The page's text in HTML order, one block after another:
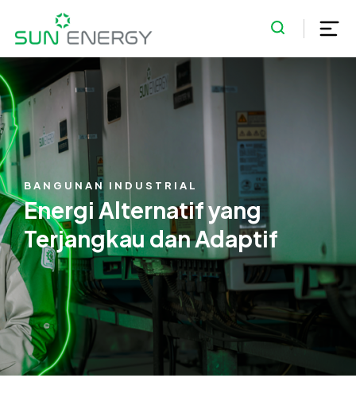
BANGUNAN INDUSTRIAL
Energi Alternatif yang
Terjangkau dan Adaptif